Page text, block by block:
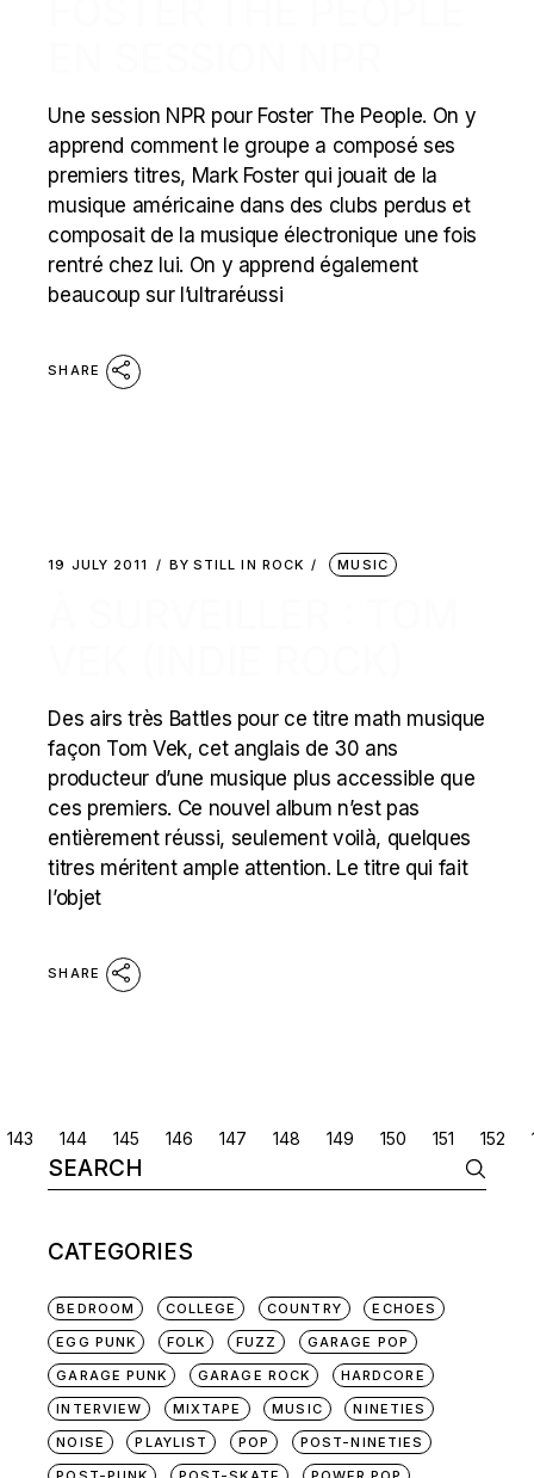
Une session NPR pour Foster The People. On y
apprend comment le groupe a composé ses
premiers titres, Mark Foster qui jouait de la
musique américaine dans des clubs perdus et
composait de la musique électronique une fois
rentré chez lui. On y apprend également
beaucoup sur l’ultraréussi
SHARE
19 JULY 2011 BY STILL IN ROCK MUSIC
Des airs très Battles pour ce titre math musique
façon Tom Vek, cet anglais de 30 ans
producteur d’une musique plus accessible que
ces premiers. Ce nouvel album n’est pas
entièrement réussi, seulement voilà, quelques
titres méritent ample attention. Le titre qui fait
l’objet
SHARE
POSTS
NAVIGATION
143 144 145 146 147 148 149 150 151 152
Search
for:
CATEGORIES
BEDROOM COLLEGE COUNTRY
ECHOES
EGG PUNK
FOLK FUZZ
GARAGE POP
GARAGE PUNK
GARAGE ROCK
HARDCORE
INTERVIEW
MIXTAPE MUSIC
NINETIES
NOISE
PLAYLIST POP
POST-NINETIES